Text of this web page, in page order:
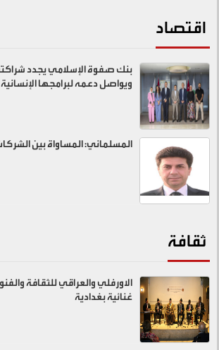
اقتصاد
بنك صفوة الإسلامي يجدد
ويواصل دعمه لبرامجها الإنسانية
المسلماني: المساواة بين
ثقافة
الاورفلي والعراقي للثقافة
غنائية بغدادية